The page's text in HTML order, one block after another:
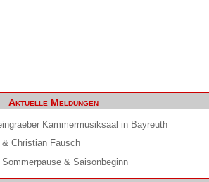
Aktuelle Meldungen
Kammermusiksaal in Bayreuth
Christian Fausch
& Saisonbeginn